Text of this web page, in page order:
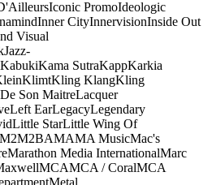
Iconic PromoIdeologic
Inner CityInnervisionInside Out
Visual
Jazz-
KabukiKama SutraKappKarkia
KlimtKling KlangKling
Son MaitreLacquer
Left EarLegacyLegendary
Little StarLittle Wing Of
M2M2BAMAMA MusicMac's
Marathon Media InternationalMarc
MCAMCA / CoralMCA